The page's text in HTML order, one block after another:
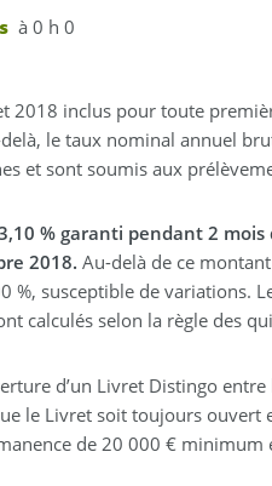
à 0 h 0
inclus pour toute
le taux nominal annuel
et sont soumis aux
% garanti pendant 2
2018. Au-delà de ce
susceptible de variations.
calculés selon la règle des
d’un Livret Distingo
le Livret soit toujours
de 20 000 €